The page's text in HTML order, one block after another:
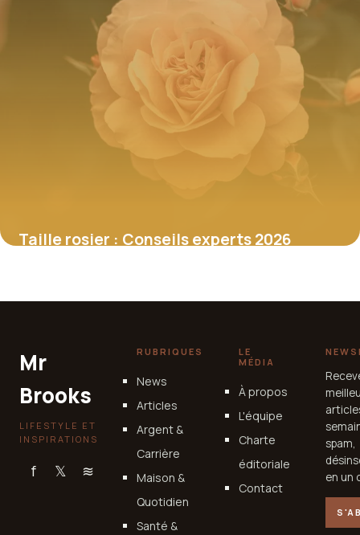
Taille rosier : Conseils experts 2026
Mr
Brooks
LIFESTYLE ET
INSPIRATIONS
f 𝕏 ≋
RUBRIQUES
News
Articles
Argent &
Carrière
Maison &
Quotidien
Santé &
LE
MÉDIA
À propos
L'équipe
Charte
éditoriale
Contact
spam,
en un